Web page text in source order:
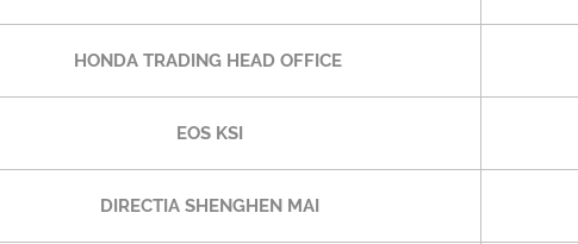
HONDA TRADING HEAD OFFICE
EOS KSI
DIRECTIA SHENGHEN MAI